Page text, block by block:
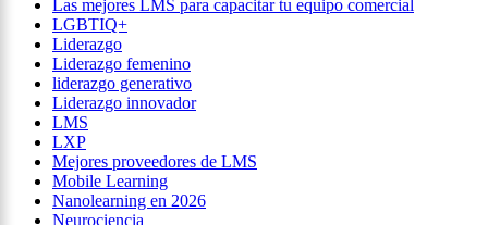
Las mejores LMS para capacitar tu equipo comercial
LGBTIQ+
Liderazgo
Liderazgo femenino
liderazgo generativo
Liderazgo innovador
LMS
LXP
Mejores proveedores de LMS
Mobile Learning
Nanolearning en 2026
Neurociencia